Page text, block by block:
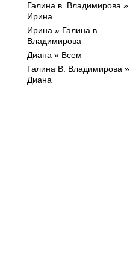
Галина в. Владимирова »
Ирина
Ирина » Галина в.
Владимирова
Диана » Всем
Галина В. Владимирова »
Диана